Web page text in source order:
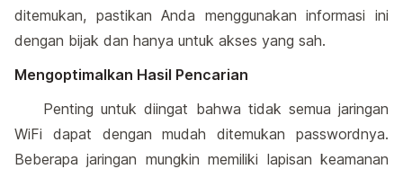
ditemukan, pastikan Anda menggunakan informasi ini
dengan bijak dan hanya untuk akses yang sah.
Mengoptimalkan Hasil Pencarian
Penting untuk diingat bahwa tidak semua jaringan
WiFi dapat dengan mudah ditemukan passwordnya.
Beberapa jaringan mungkin memiliki lapisan keamanan